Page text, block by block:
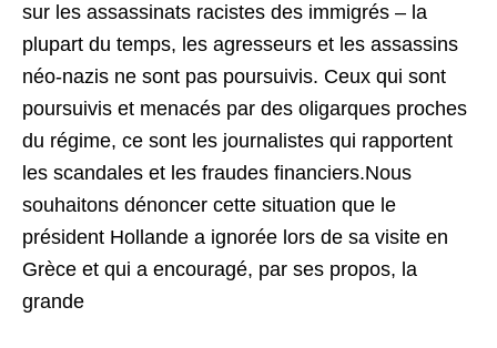
sur les assassinats racistes des immigrés – la
plupart du temps, les agresseurs et les assassins
néo-nazis ne sont pas poursuivis. Ceux qui sont
poursuivis et menacés par des oligarques proches
du régime, ce sont les journalistes qui rapportent
les scandales et les fraudes financiers.Nous
souhaitons dénoncer cette situation que le
président Hollande a ignorée lors de sa visite en
Grèce et qui a encouragé, par ses propos, la
grande